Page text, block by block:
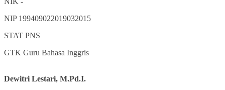
NIP 199409022019032015
STAT PNS
GTK Guru Bahasa Inggris
Dewitri Lestari, M.Pd.I.